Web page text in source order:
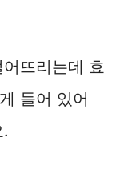
뜨리는데 효
들어 있어